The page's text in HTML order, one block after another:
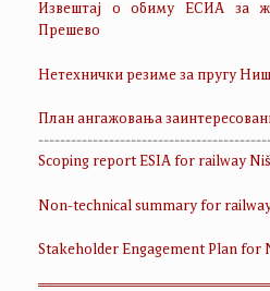
Извештај о обиму ЕСИА за
Прешево
Нетехнички резиме за пругу
План ангажовања
Scoping report ESIA for railway
Non-technical summary for
Stakeholder Engagement Plan for